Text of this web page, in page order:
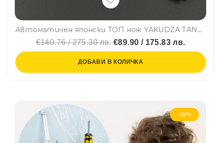
Автоматичен японски ТОП нож YAKUDZA TANTO DAMASK - дамаска стомана VG10 69 layers
€140.76 / 275.30 лв.€89.90 / 175.83 лв.
ДОБАВИ В КОЛИЧКА
-39%